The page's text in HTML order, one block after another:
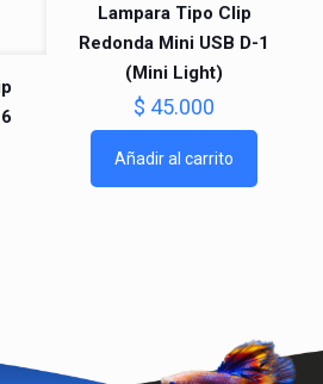
Lampara Tipo Clip
Redonda Mini USB D-1
(Mini Light)
$ 45.000
Añadir al carrito